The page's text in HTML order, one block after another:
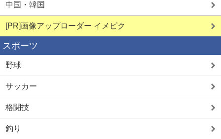
中国・韓国
[PR]画像アップローダー イメピク
スポーツ
野球
サッカー
格闘技
釣り